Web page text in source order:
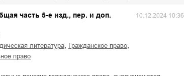
часть 5-е изд., пер. и доп.
10.12.2024 10:36
литература гражданское право
право